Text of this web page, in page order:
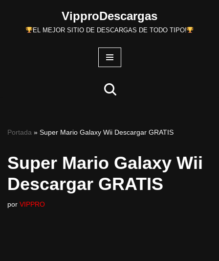
VipproDescargas
EL MEJOR SITIO DE DESCARGAS DE TODO TIPO!
Portada » Super Mario Galaxy Wii Descargar GRATIS
Super Mario Galaxy Wii
Descargar GRATIS
por VIPPRO